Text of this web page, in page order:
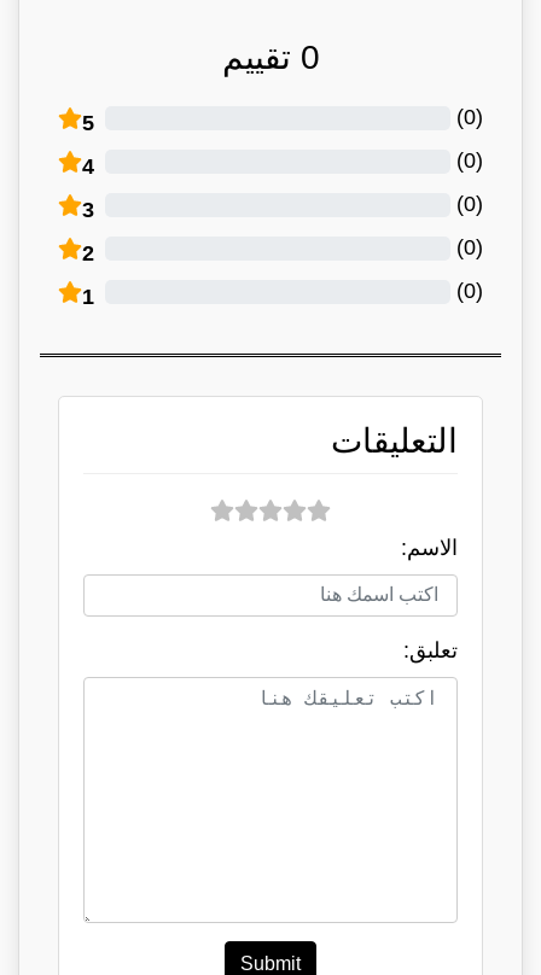
0 تقييم
5 (
0
)
4 (
0
)
3 (
0
)
2 (
0
)
1 (
0
)
التعليقات
الاسم:
تعلبق:
Submit